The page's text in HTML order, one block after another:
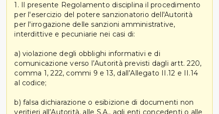
1. Il presente Regolamento disciplina il procedimento
per l'esercizio del potere sanzionatorio dell'Autorità
per l'irrogazione delle sanzioni amministrative,
interdittive e pecuniarie nei casi di:
a) violazione degli obblighi informativi e di
comunicazione verso l’Autorità previsti dagli artt. 220,
comma 1, 222, commi 9 e 13, dall’Allegato II.12 e II.14
al codice;
b) falsa dichiarazione o esibizione di documenti non